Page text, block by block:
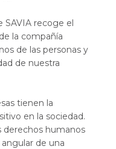
SAVIA recoge el
la compañía
de las personas y
de nuestra
tienen la
en la sociedad.
derechos humanos
de una